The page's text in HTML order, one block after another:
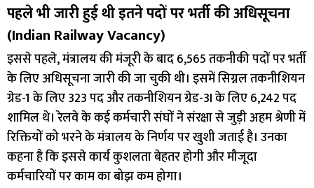
पहले भी जारी हुई थी इतने पदों पर भर्ती की अधिसूचना
(Indian Railway Vacancy)
इससे पहले, मंत्रालय की मंजूरी के बाद 6,565 तकनीकी पदों पर भर्ती
के लिए अधिसूचना जारी की जा चुकी थी। इसमें सिग्नल तकनीशियन
ग्रेड-1 के लिए 323 पद और तकनीशियन ग्रेड-3I के लिए 6,242 पद
शामिल थे। रेलवे के कई कर्मचारी संघों ने संरक्षा से जुड़ी अहम श्रेणी में
रिक्तियों को भरने के मंत्रालय के निर्णय पर खुशी जताई है। उनका
कहना है कि इससे कार्य कुशलता बेहतर होगी और मौजूदा
कर्मचारियों पर काम का बोझ कम होगा।